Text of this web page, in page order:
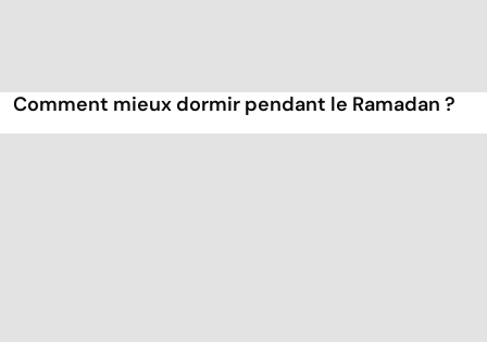
Comment mieux dormir pendant le Ramadan ?